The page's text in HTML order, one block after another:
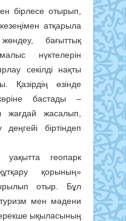
бірлесе отырып,
атқарыла
бағыттық
нүктелерін
секілді нақты
Қазірдің өзінде
бастады –
жағдай жасалып,
біртіндеп
уақытта геопарк
қорының»
отыр. Бұл
мен мәдени
ықыласының